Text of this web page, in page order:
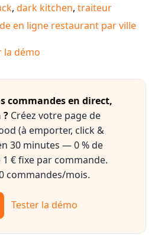
,dark kitchen,traiteur
en ligne restaurant par ville
la démo
commandes en direct,
? Créez votre page de
(à emporter, click &
30 minutes — 0 % de
€ fixe par commande.
commandes/mois.
Tester la démo